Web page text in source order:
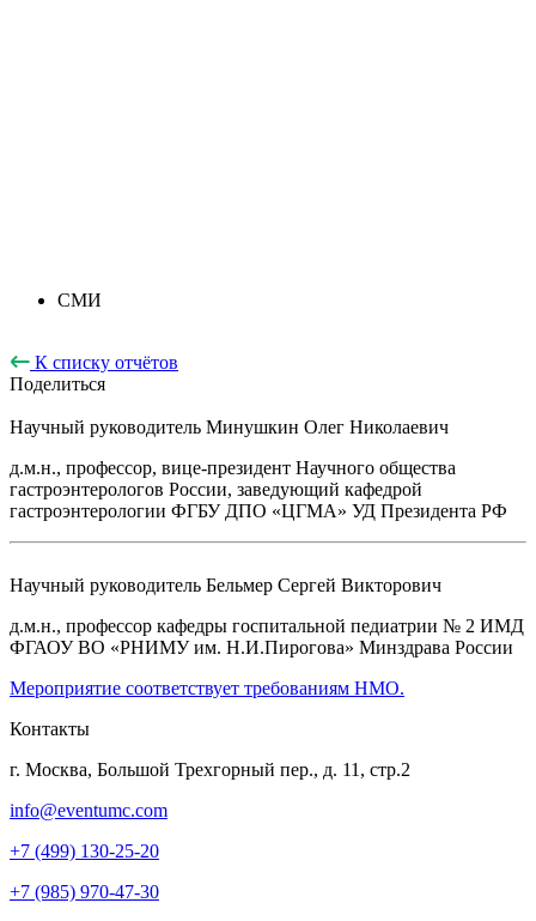
СМИ
К списку отчётов
Поделиться
Научный руководитель Минушкин Олег Николаевич
д.м.н., профессор, вице-президент Научного общества
гастроэнтерологов России, заведующий кафедрой
гастроэнтерологии ФГБУ ДПО «ЦГМА» УД Президента РФ
Научный руководитель Бельмер Сергей Викторович
д.м.н., профессор кафедры госпитальной педиатрии № 2 ИМД
ФГАОУ ВО «РНИМУ им. Н.И.Пирогова» Минздрава России
Мероприятие соответствует требованиям НМО.
Контакты
г. Москва, Большой Трехгорный пер., д. 11, стр.2
info@eventumc.com
+7 (499) 130-25-20
+7 (985) 970-47-30